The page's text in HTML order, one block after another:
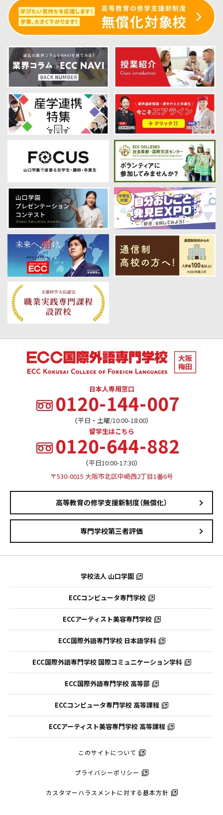
日本人専用窓口
0120-144-007
（平日・土曜/10:00-18:00）
留学生はこちら
0120-644-882
（平日10:00-17:30）
〒530-0015 大阪市北区中崎西2丁目1番6号
高等教育の修学支援新制度（無償化）
専門学校第三者評価
学校法人 山口学園
ECCコンピュータ専門学校
ECCアーティスト美容専門学校
ECC国際外語専門学校 日本語学科
ECC国際外語専門学校 国際コミュニケーション学科
ECC国際外語専門学校 高等部
ECCコンピュータ専門学校 高等課程
ECCアーティスト美容専門学校 高等課程
このサイトについて
プライバシーポリシー
カスタマーハラスメントに対する基本方針